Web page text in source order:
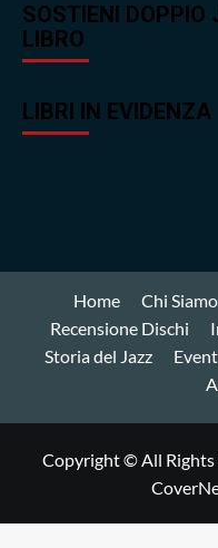
SOSTIENI
LIBRO
LIBRI IN EVIDENZA
Home Chi Siamo
Recensione Dischi
Storia del Jazz
Copyright © All Rights